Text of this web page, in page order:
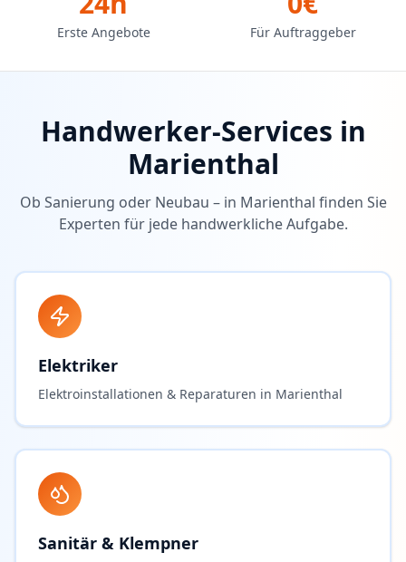
Erste Angebote Für Auftraggeber
Handwerker-Services in
Marienthal
Ob Sanierung oder Neubau – in Marienthal finden Sie
Experten für jede handwerkliche Aufgabe.
Elektriker
Elektroinstallationen & Reparaturen in Marienthal
Sanitär & Klempner